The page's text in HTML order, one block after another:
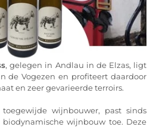
, gelegen in Andlau in de Elzas, ligt
de Vogezen en profiteert daardoor
en zeer gevarieerde terroirs.
toegewijde wijnbouwer, past sinds
wijnbouw toe. Deze